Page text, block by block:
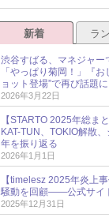
新着 ラ
渋谷すばる、マネジャー
「やっぱり菊岡！」『
ョット登場”で再び話題に
2026年3月22日
【STARTO 2025年総ま
KAT-TUN、TOKIO解散
年を振り返る
2026年1月1日
【timelesz 2025年炎上
騒動を回顧――公式サイ
2025年12月31日